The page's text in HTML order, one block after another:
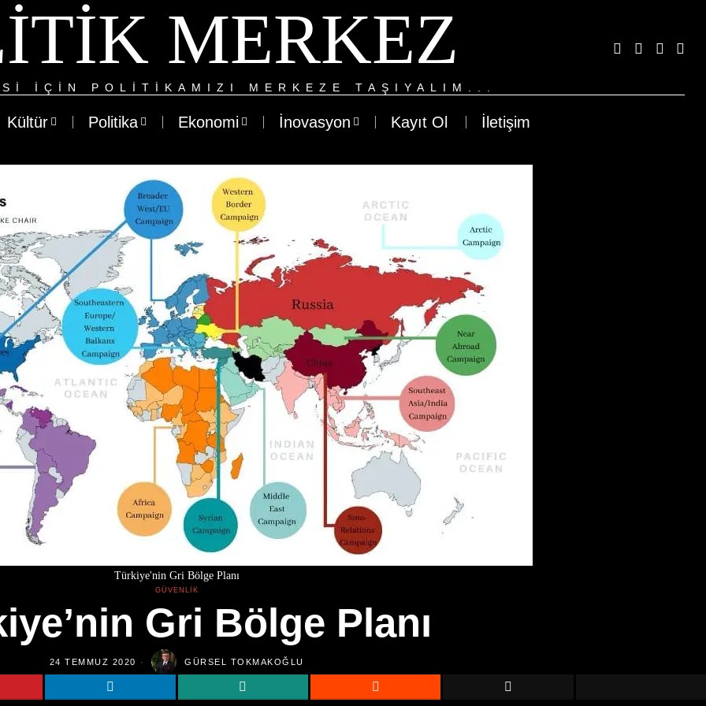
MERKEZ
IÇIN POLITIKAMIZI MERKEZE TAŞIYALIM...
Kültür Politika Ekonomi İnovasyon Kayıt Ol İletişim
Türkiye'nin Gri Bölge Planı
GÜVENLIK
Gri Bölge Planı
24 TEMMUZ 2020 GÜRSEL TOKMAKOĞLU